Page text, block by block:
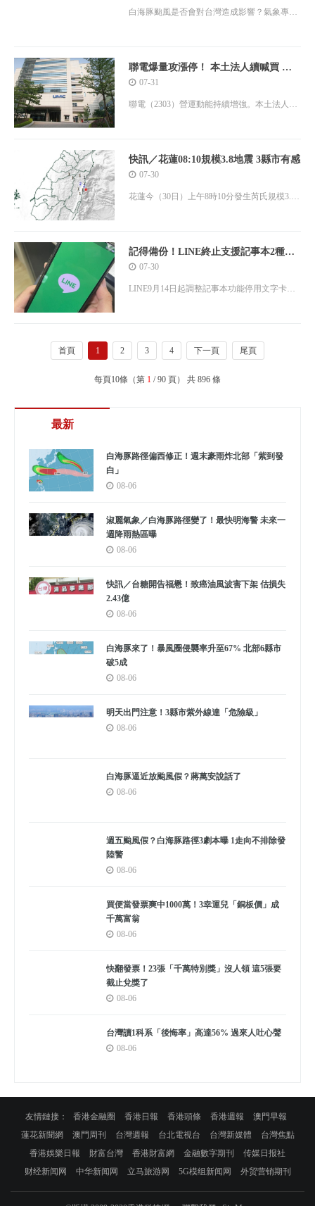
白海豚颱風是否會對台灣造成影響？氣象專家
區域偏向日本琉球與九州一帶。
聯電爆量攻漲停！ 本土法人續喊買 目
標價出爐
07-31
聯電（2303）營運動能持續增強。本土法人指
揚，預估第三季本業表現將續創近
快訊／花蓮08:10規模3.8地震 3縣市有感
07-30
花蓮今（30日）上午8時10分發生芮氏規模3.8
記得備份！LINE終止支援記事本2種貼
文 10月開始刪除
07-30
LINE9月14日起調整記事本功能停用文字卡片
首頁 1 2 3 4 下一頁 尾頁
每頁10條（第 1 / 90 頁） 共 896 條
最新
白海豚路徑偏西修正！週末豪雨炸北部「紫到發
白」
08-06
淑麗氣象／白海豚路徑變了！最快明海警 未來一
週降雨熱區曝
08-06
快訊／台糖開告福懋！致癌油風波害下架 估損失
2.43億
08-06
白海豚來了！暴風圈侵襲率升至67% 北部6縣市
破5成
08-06
明天出門注意！3縣市紫外線達「危險級」
08-06
白海豚逼近放颱風假？蔣萬安說話了
08-06
週五颱風假？白海豚路徑3劇本曝 1走向不排除發
陸警
08-06
買便當發票爽中1000萬！3幸運兒「銅板價」成
千萬富翁
08-06
快翻發票！23張「千萬特別獎」沒人領 這5張要
截止兌獎了
08-06
台灣讀1科系「後悔率」高達56% 過來人吐心聲
08-06
友情鏈接： 香港金融圈 香港日報 香港頭條 香港週報
澳門早報
蓮花新聞網
澳門周刊 台灣週報 台北電視台 台灣新媒體
台灣焦點
香港娛樂日報
財富台灣 香港財富網 金融數字期刊
传媒日报社
财经新闻网
中华新闻网 立马旅游网 5G模组新闻网 外贸营销期刊